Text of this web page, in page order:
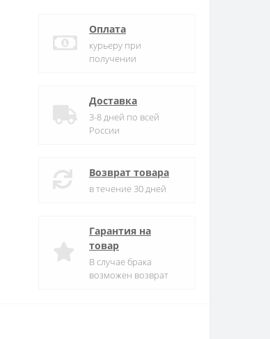
Оплата
курьеру при
получении
Доставка
3-8 дней по всей
России
Возврат товара
в течение 30 дней
Гарантия на
товар
В случае брака
возможен возврат